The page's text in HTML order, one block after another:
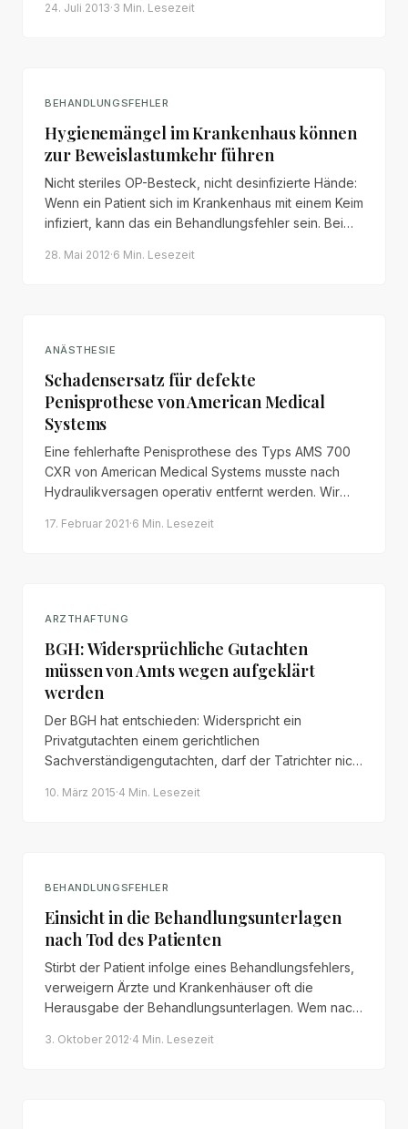
grober Behandlungsfehler vorliegen.
24. Juli 2013·3 Min. Lesezeit
BEHANDLUNGSFEHLER
Hygienemängel im Krankenhaus können
zur Beweislastumkehr führen
Nicht steriles OP-Besteck, nicht desinfizierte Hände:
Wenn ein Patient sich im Krankenhaus mit einem Keim
infiziert, kann das ein Behandlungsfehler sein. Bei
der Klinik – kommt sie ihr nicht nach, kehrt sich die
28. Mai 2012·6 Min. Lesezeit
ANÄSTHESIE
Schadensersatz für defekte
Penisprothese von American Medical
Systems
Eine fehlerhafte Penisprothese des Typs AMS 700
CXR von American Medical Systems musste nach
Hydraulikversagen operativ entfernt werden. Wir
Haushaltsführungsschaden und Ersatz künftiger
17. Februar 2021·6 Min. Lesezeit
ARZTHAFTUNG
BGH: Widersprüchliche Gutachten
müssen von Amts wegen aufgeklärt
werden
Der BGH hat entschieden: Widerspricht ein
Privatgutachten einem gerichtlichen
Sachverständigengutachten, darf der Tatrichter nicht
anderen vorziehen. Die Unstimmigkeiten sind von
10. März 2015·4 Min. Lesezeit
BEHANDLUNGSFEHLER
Einsicht in die Behandlungsunterlagen
nach Tod des Patienten
Stirbt der Patient infolge eines Behandlungsfehlers,
verweigern Ärzte und Krankenhäuser oft die
Herausgabe der Behandlungsunterlagen. Wem nach
und welche Voraussetzungen erfüllt sein müssen.
3. Oktober 2012·4 Min. Lesezeit